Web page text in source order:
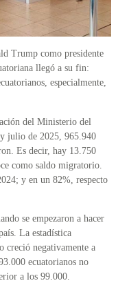
Trump como presidente
llegó a su fin:
especialmente,
del Ministerio del
julio de 2025, 965.940
Es decir, hay 13.750
como saldo migratorio.
y en un 82%, respecto
se empezaron a hacer
La estadística
creció negativamente a
ecuatorianos no
a los 99.000.